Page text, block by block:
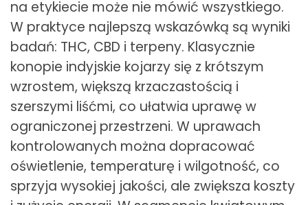
na etykiecie może nie mówić wszystkiego.
W praktyce najlepszą wskazówką są wyniki
badań: THC, CBD i terpeny. Klasycznie
konopie indyjskie kojarzy się z krótszym
wzrostem, większą krzaczastością i
szerszymi liśćmi, co ułatwia uprawę w
ograniczonej przestrzeni. W uprawach
kontrolowanych można dopracować
oświetlenie, temperaturę i wilgotność, co
sprzyja wysokiej jakości, ale zwiększa koszty